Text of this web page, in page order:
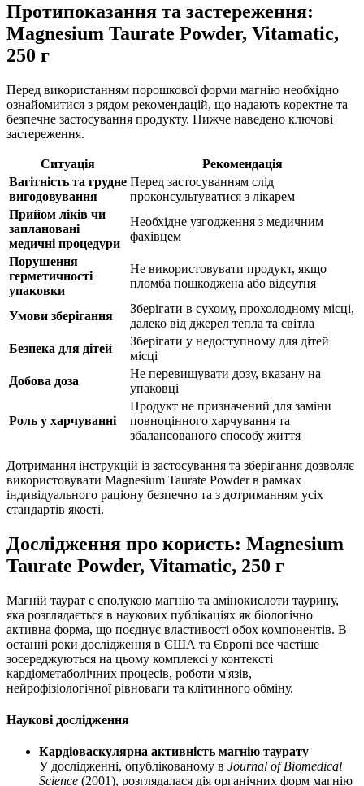
Протипоказання та застереження:
Magnesium Taurate Powder, Vitamatic,
250 г
Перед використанням порошкової форми магнію необхідно
ознайомитися з рядом рекомендацій, що надають коректне та
безпечне застосування продукту. Нижче наведено ключові
застереження.
Ситуація
Рекомендація
Вагітність та грудне
вигодовування
Перед застосуванням слід
проконсультуватися з лікарем
Прийом ліків чи
заплановані
медичні процедури
Необхідне узгодження з медичним
фахівцем
Порушення
герметичності
упаковки
Не використовувати продукт, якщо
пломба пошкоджена або відсутня
Умови зберігання
Зберігати в сухому, прохолодному місці,
далеко від джерел тепла та світла
Безпека для дітей
Зберігати у недоступному для дітей
місці
Добова доза
Не перевищувати дозу, вказану на
упаковці
Роль у харчуванні
Продукт не призначений для заміни
повноцінного харчування та
збалансованого способу життя
Дотримання інструкцій із застосування та зберігання дозволяє
використовувати Magnesium Taurate Powder в рамках
індивідуального раціону безпечно та з дотриманням усіх
стандартів якості.
Дослідження про користь: Magnesium
Taurate Powder, Vitamatic, 250 г
Магній таурат є сполукою магнію та амінокислоти таурину,
яка розглядається в наукових публікаціях як біологічно
активна форма, що поєднує властивості обох компонентів. В
останні роки дослідження в США та Європі все частіше
зосереджуються на цьому комплексі у контексті
кардіометаболічних процесів, роботи м'язів,
нейрофізіологічної рівноваги та клітинного обміну.
Наукові дослідження
Кардіоваскулярна активність магнію таурату
У дослідженні, опублікованому в Journal of Biomedical
Science (2001), розглядалася дія органічних форм магнію